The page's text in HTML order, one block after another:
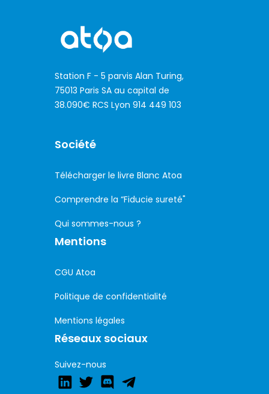
Station F - 5 parvis Alan Turing,
75013 Paris SA au capital de
38.090€ RCS Lyon 914 449 103
Société
Télécharger le livre Blanc Atoa
Comprendre la “Fiducie sureté"
Qui sommes-nous ?
Mentions
CGU Atoa
Politique de confidentialité
Mentions légales
Réseaux sociaux
Suivez-nous